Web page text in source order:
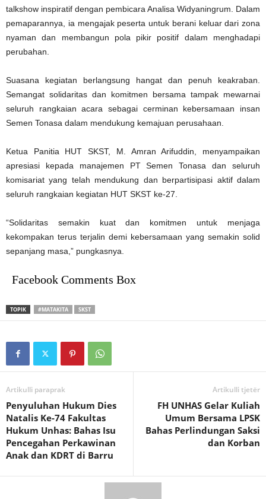
talkshow inspiratif dengan pembicara Analisa Widyaningrum. Dalam
pemaparannya, ia mengajak peserta untuk berani keluar dari zona
nyaman dan membangun pola pikir positif dalam menghadapi
perubahan.
Suasana kegiatan berlangsung hangat dan penuh keakraban.
Semangat solidaritas dan komitmen bersama tampak mewarnai
seluruh rangkaian acara sebagai cerminan kebersamaan insan
Semen Tonasa dalam mendukung kemajuan perusahaan.
Ketua Panitia HUT SKST, M. Amran Arifuddin, menyampaikan
apresiasi kepada manajemen PT Semen Tonasa dan seluruh
komisariat yang telah mendukung dan berpartisipasi aktif dalam
seluruh rangkaian kegiatan HUT SKST ke-27.
“Solidaritas semakin kuat dan komitmen untuk menjaga
kekompakan terus terjalin demi kebersamaan yang semakin solid
sepanjang masa,” pungkasnya.
Facebook Comments Box
TOPIK #MATAKITA SKST
Artikulli paraprak
Penyuluhan Hukum Dies
Natalis Ke-74 Fakultas
Hukum Unhas: Bahas Isu
Pencegahan Perkawinan
Anak dan KDRT di Barru
Artikulli tjetër
FH UNHAS Gelar Kuliah
Umum Bersama LPSK
Bahas Perlindungan Saksi
dan Korban